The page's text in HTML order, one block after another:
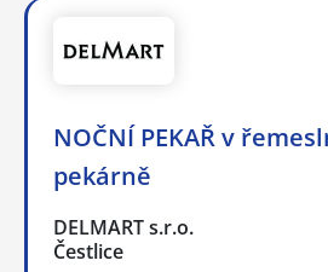
NOČNÍ PEKAŘ v
pekárně
DELMART s.r.o.
Čestlice